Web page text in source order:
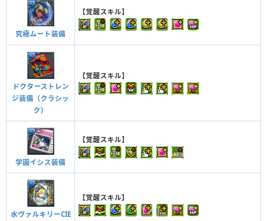
究極ムート装備
【覚醒スキル】
ドクターストレン
ジ装備（クラシッ
ク）
【覚醒スキル】
学園イシス装備
【覚醒スキル】
水ヴァルキリーCIE
【覚醒スキル】